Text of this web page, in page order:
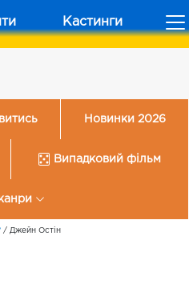
Кастинги
Новинки 2026
Випадковий фільм
/ Джейн Остін